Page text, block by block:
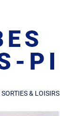
SORTIES & LOISIRS